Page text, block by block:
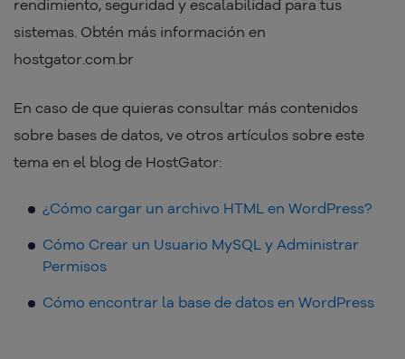
rendimiento, seguridad y escalabilidad para tus
sistemas. Obtén más información en
hostgator.com.br
En caso de que quieras consultar más contenidos
sobre bases de datos, ve otros artículos sobre este
tema en el blog de HostGator:
¿Cómo cargar un archivo HTML en WordPress?
Cómo Crear un Usuario MySQL y Administrar
Permisos
Cómo encontrar la base de datos en WordPress